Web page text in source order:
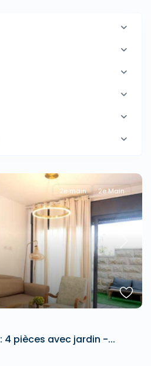
Next
2e main 2e Main
4 pièces avec jardin -...